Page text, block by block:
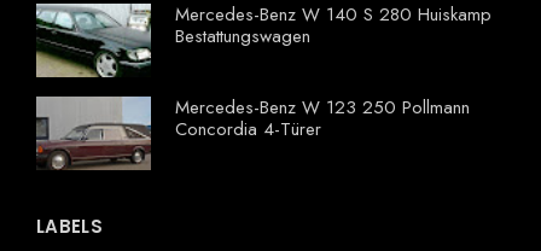
Mercedes-Benz W 140 S 280 Huiskamp
Bestattungswagen
Mercedes-Benz W 123 250 Pollmann
Concordia 4-Türer
LABELS